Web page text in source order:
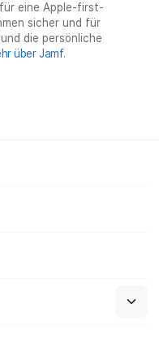
o
n
_
n
eine Apple-first-
sicher und für
die persönliche
über Jamf.